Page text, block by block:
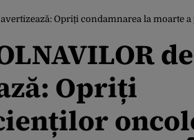
Opriți condamnarea la moarte
de
Opriți